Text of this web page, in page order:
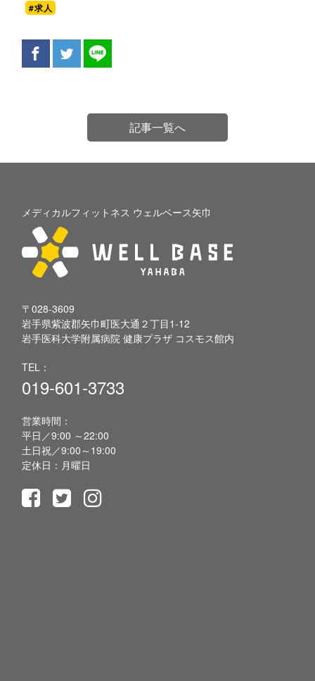
#求人
記事一覧へ
メディカルフィットネス ウェルベース矢巾
〒028-3609
岩手県紫波郡矢巾町医大通２丁目1-12
岩手医科大学附属病院 健康プラザ コスモス館内
TEL：
019-601-3733
営業時間：
平日／9:00 ～22:00
土日祝／9:00～19:00
定休日：月曜日